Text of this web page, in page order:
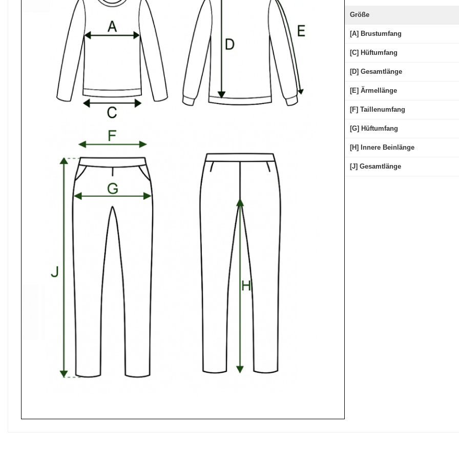
Größe
[A] Brustumfang
[C] Hüftumfang
[D] Gesamtlänge
[E] Ärmellänge
[F] Taillenumfang
[G] Hüftumfang
[H] Innere Beinlänge
[J] Gesamtlänge